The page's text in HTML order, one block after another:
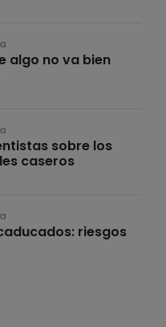
algo no va bien
sobre los
caseros
riesgos